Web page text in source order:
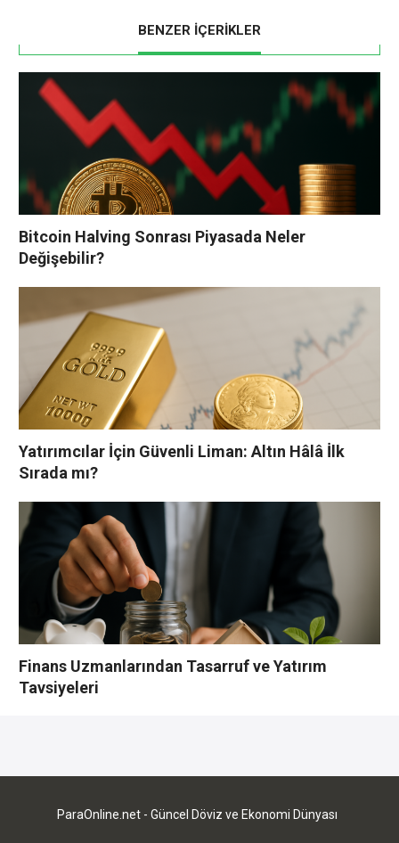
BENZER İÇERİKLER
Bitcoin Halving Sonrası Piyasada Neler
Değişebilir?
Yatırımcılar İçin Güvenli Liman: Altın Hâlâ İlk
Sırada mı?
Finans Uzmanlarından Tasarruf ve Yatırım
Tavsiyeleri
ParaOnline.net - Güncel Döviz ve Ekonomi Dünyası